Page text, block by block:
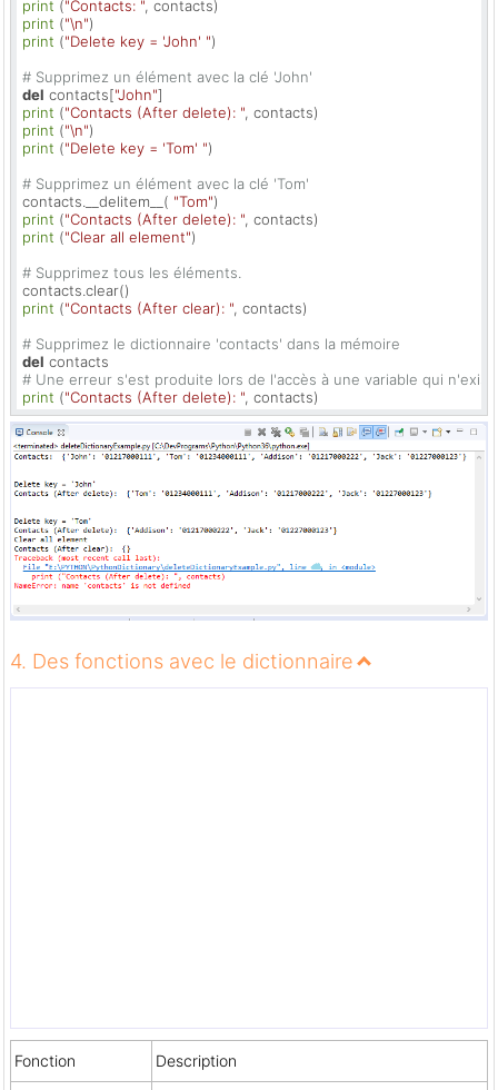
print ("Contacts: "
print ("\n"
print ("Delete key = 'John' ")
# Supprimez un élément avec la clé 'John'
del contacts["John"
print ("Contacts (After delete): "
print ("\n"
print ("Delete key = 'Tom' ")
# Supprimez un élément avec la clé 'Tom'
contacts.__delitem__( "Tom"
print ("Contacts (After delete): "
print ("Clear all element")
# Supprimez tous les éléments.
print ("Contacts (After clear): ", contacts)
# Supprimez le dictionnaire 'contacts' dans la mémoire
del
# Une erreur s'est produite lors de l'accès à une variable qui
print ("Contacts (After delete): ", contacts)
4. Des fonctions avec le dictionnaire
Fonction Description